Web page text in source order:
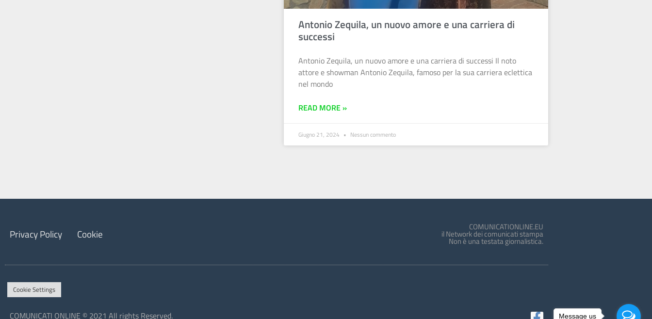
Antonio Zequila, un nuovo amore e una carriera di
successi
Antonio Zequila, un nuovo amore e una carriera di successi Il noto
attore e showman Antonio Zequila, famoso per la sua carriera eclettica
nel mondo
READ MORE »
Giugno 21, 2024 Nessun commento
Privacy Policy Cookie COMUNICATIONLINE.EU
il Network dei comunicati stampa
Non è una testata giornalistica.
Cookie Settings
COMUNICATI ONLINE © 2021 All rights Reserved. Message us